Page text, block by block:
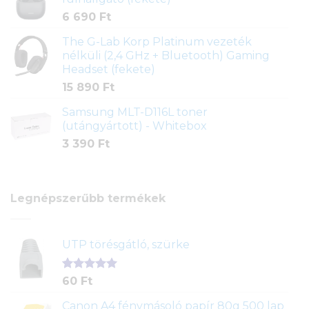
6 690 Ft
The G-Lab Korp Platinum vezeték
nélküli (2,4 GHz + Bluetooth) Gaming
Headset (fekete)
15 890 Ft
Samsung MLT-D116L toner
(utángyártott) - Whitebox
3 390 Ft
Legnépszerűbb termékek
UTP törésgátló, szürke
Értékelés
ből,
1
60 Ft
Canon A4 fénymásoló papír 80g 500 lap